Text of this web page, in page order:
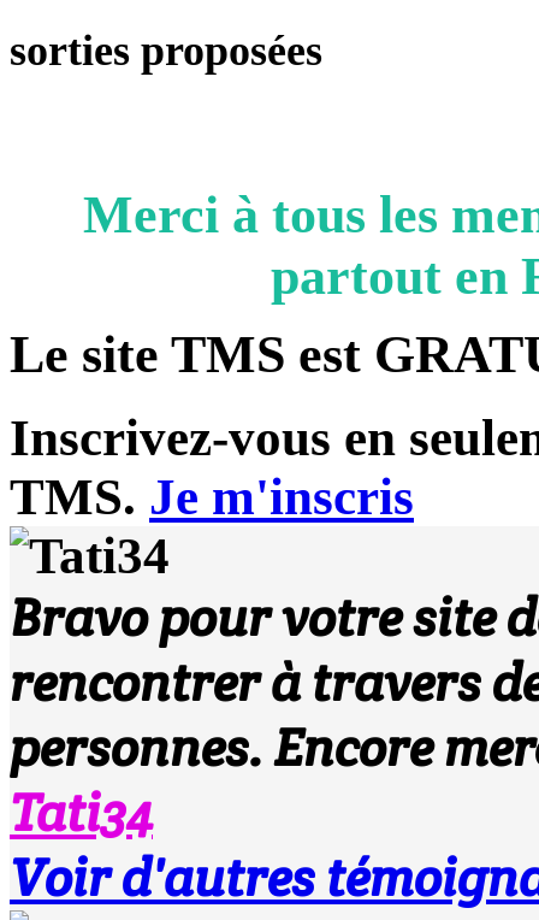
sorties proposées
Merci à tous les
partout en
Le site TMS est
Inscrivez-vous en
TMS. Je m'inscris
Bravo pour votre site
rencontrer à travers
personnes. Encore
Tati34
Voir d'autres